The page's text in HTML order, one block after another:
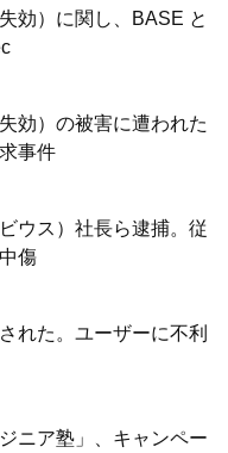
効）に関し、BASE と
効）の被害に遭われた
事件
ウス）社長ら逮捕。従
傷
れた。ユーザーに不利
ニア塾」、キャンペー